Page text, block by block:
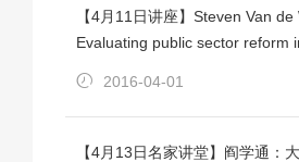
【4月11日讲座】Steven Van de
Evaluating public sector reform
2016-04-01
【4月13日名家讲堂】阎学通：